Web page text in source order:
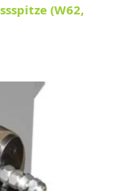
(W62,